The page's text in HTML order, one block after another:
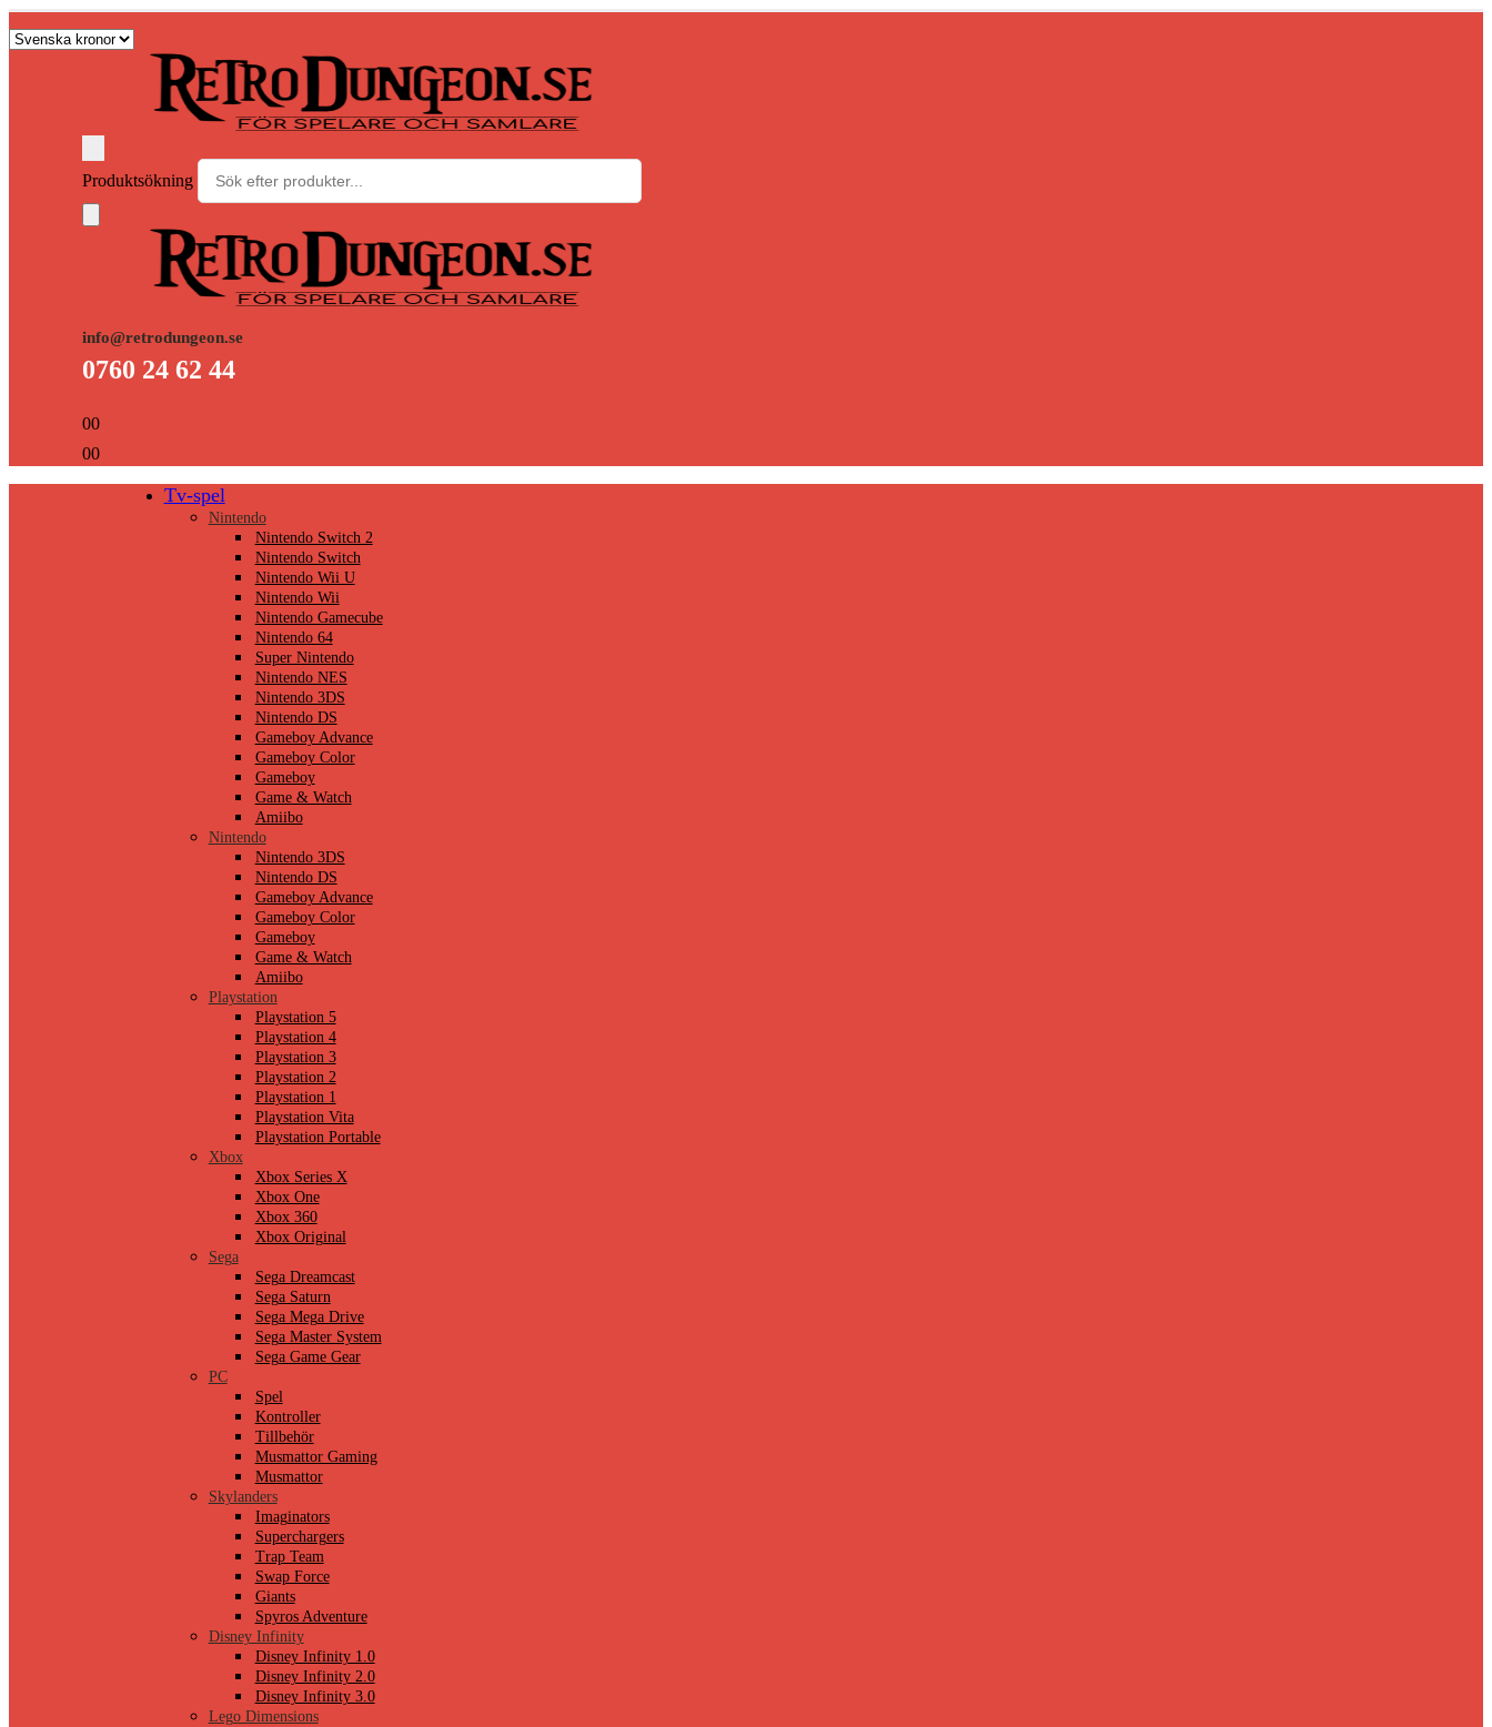
Produktsökning
info@retrodungeon.se
0760 24 62 44
00
00
Tv-spel
Nintendo
Nintendo Switch 2
Nintendo Switch
Nintendo Wii U
Nintendo Wii
Nintendo Gamecube
Nintendo 64
Super Nintendo
Nintendo NES
Nintendo 3DS
Nintendo DS
Gameboy Advance
Gameboy Color
Gameboy
Game & Watch
Amiibo
Nintendo
Nintendo 3DS
Nintendo DS
Gameboy Advance
Gameboy Color
Gameboy
Game & Watch
Amiibo
Playstation
Playstation 5
Playstation 4
Playstation 3
Playstation 2
Playstation 1
Playstation Vita
Playstation Portable
Xbox
Xbox Series X
Xbox One
Xbox 360
Xbox Original
Sega
Sega Dreamcast
Sega Saturn
Sega Mega Drive
Sega Master System
Sega Game Gear
PC
Spel
Kontroller
Tillbehör
Musmattor Gaming
Musmattor
Skylanders
Imaginators
Superchargers
Trap Team
Swap Force
Giants
Spyros Adventure
Disney Infinity
Disney Infinity 1.0
Disney Infinity 2.0
Disney Infinity 3.0
Lego Dimensions